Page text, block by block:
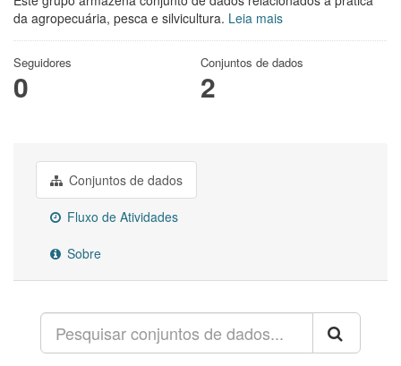
da agropecuária, pesca e silvicultura. Leia mais
Seguidores
0
Conjuntos de dados
2
Conjuntos de dados
Fluxo de Atividades
Sobre